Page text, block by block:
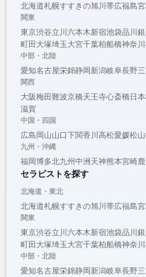
北海道札幌すすきの旭川 帯広福島
関東
東京渋谷立川 六本木新宿池袋品川
町田大塚埼玉大宮千葉柏船橋神奈川
中部・北陸
愛知名古屋栄錦静岡新潟岐阜長野
関西
大阪梅田難波京橋天王寺心斎橋日
滋賀
中国・四国
広島 岡山山口下関香川 高松愛媛松山
九州・沖縄
福岡博多北九州中洲 天神熊本宮崎
セラピストを探す
北海道・東北
北海道札幌すすきの旭川 帯広福島
関東
東京渋谷立川 六本木新宿池袋品川
町田大塚埼玉大宮千葉柏船橋神奈川
中部・北陸
愛知名古屋栄錦静岡新潟岐阜長野